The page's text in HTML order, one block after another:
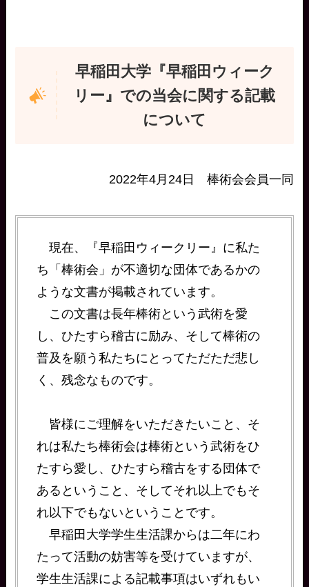
早稲田大学『早稲田ウィーク
リー』での当会に関する記載
について
2022年4月24日 棒術会会員一同
現在、『早稲田ウィークリー』に私た
ち「棒術会」が不適切な団体であるかの
ような文書が掲載されています。
この文書は長年棒術という武術を愛
し、ひたすら稽古に励み、そして棒術の
普及を願う私たちにとってただただ悲し
く、残念なものです。
皆様にご理解をいただきたいこと、そ
れは私たち棒術会は棒術という武術をひ
たすら愛し、ひたすら稽古をする団体で
あるということ、そしてそれ以上でもそ
れ以下でもないということです。
早稲田大学学生生活課からは二年にわ
たって活動の妨害等を受けていますが、
学生生活課による記載事項はいずれもい